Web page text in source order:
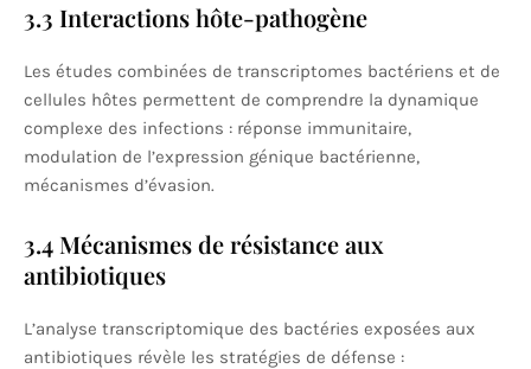
3.3 Interactions hôte-pathogène
Les études combinées de transcriptomes bactériens et de
cellules hôtes permettent de comprendre la dynamique
complexe des infections : réponse immunitaire,
modulation de l’expression génique bactérienne,
mécanismes d’évasion.
3.4 Mécanismes de résistance aux
antibiotiques
L’analyse transcriptomique des bactéries exposées aux
antibiotiques révèle les stratégies de défense :